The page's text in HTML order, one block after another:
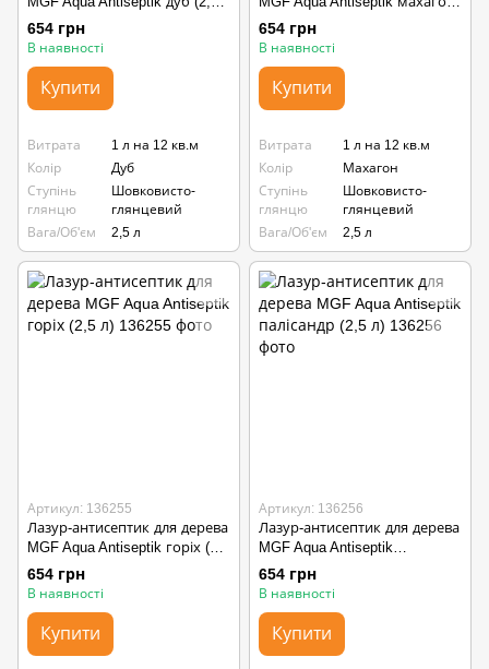
л)
654 грн
В наявності
Купити
Витрата
1 л на 12 кв.м
Колір
Дуб
Ступінь
глянцю
Шовковисто-
глянцевий
Вага/Об'єм
2,5 л
(2,5 л)
654 грн
В наявності
Купити
Витрата
1 л на 12 кв.м
Колір
Махагон
Ступінь
глянцю
Шовковисто-
глянцевий
Вага/Об'єм
2,5 л
Артикул: 136255
Лазур-антисептик для дерева
MGF Aqua Antiseptik горіх (2,5
л)
654 грн
В наявності
Купити
Артикул: 136256
Лазур-антисептик для дерева
MGF Aqua Antiseptik
палісандр (2,5 л)
654 грн
В наявності
Купити